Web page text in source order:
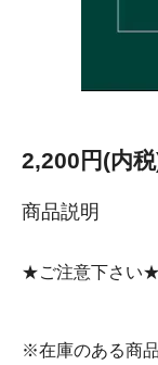
2,200円(内
商品説明
★ご注意下さい★
※在庫のある商